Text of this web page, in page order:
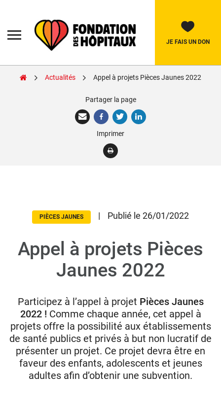
des
Hôpitaux
JE FAIS UN DON
Nous soutenir
Donateurs
Presse
Actualités Appel à projets Pièces Jaunes 2022
Partager la page
Imprimer
PIÈCES JAUNES | Publié le 26/01/2022
Appel à projets Pièces
Jaunes 2022
Participez à l’appel à projet Pièces Jaunes
2022 ! Comme chaque année, cet appel à
projets offre la possibilité aux établissements
de santé publics et privés à but non lucratif de
présenter un projet. Ce projet devra être en
faveur des enfants, adolescents et jeunes
adultes afin d’obtenir une subvention.